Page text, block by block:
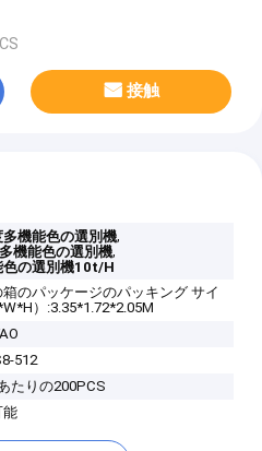
接触
多機能色の選別機,
機能色の選別機,
色の選別機10t/H
箱のパッケージのパッキング サイ
）:3.35*1.72*2.05M
512
たりの200PCS
能